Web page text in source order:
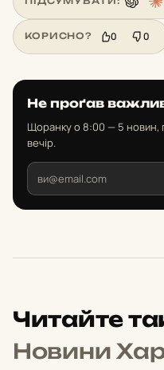
КОРИСНО? 0 0
Не проґав
Щоранку о 8:00 — 5 новин,
вечір.
Читайте
Новини